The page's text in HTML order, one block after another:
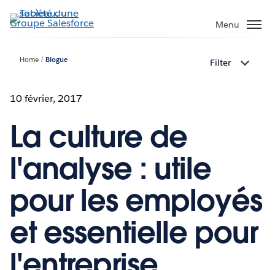
Aller
au
Menu
Home Blogue Filter
10 février, 2017
La culture de
l'analyse : utile
pour les employés
et essentielle pour